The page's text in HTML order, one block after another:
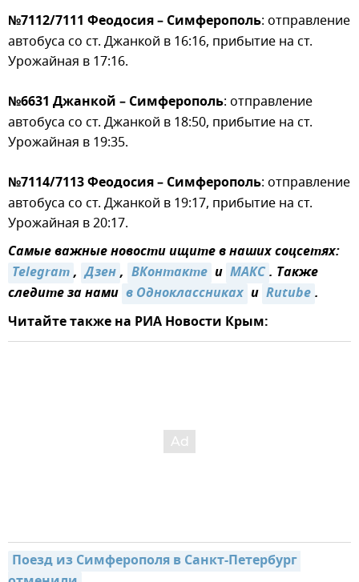
№7112/7111 Феодосия – Симферополь: отправление
автобуса со ст. Джанкой в 16:16, прибытие на ст.
Урожайная в 17:16.
№6631 Джанкой – Симферополь: отправление
автобуса со ст. Джанкой в 18:50, прибытие на ст.
Урожайная в 19:35.
№7114/7113 Феодосия – Симферополь: отправление
автобуса со ст. Джанкой в 19:17, прибытие на ст.
Урожайная в 20:17.
Самые важные новости ищите в наших соцсетях:
Telegram, Дзен, ВКонтакте и МАКС. Также
следите за нами в Одноклассниках и Rutube.
Читайте также на РИА Новости Крым:
Поезд из Симферополя в Санкт-Петербург